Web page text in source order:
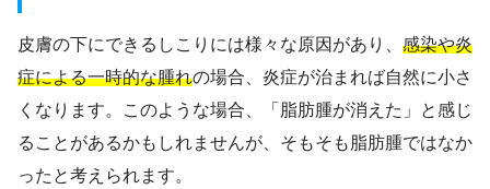
皮膚の下にできるしこりには様々な原因があり、 感染や炎
症による一時的な腫れの場合、炎症が治まれば自然に小さ
くなります。このような場合、「脂肪腫が消えた」と感じ
ることがあるかもしれませんが、そもそも脂肪腫ではなか
ったと考えられます。